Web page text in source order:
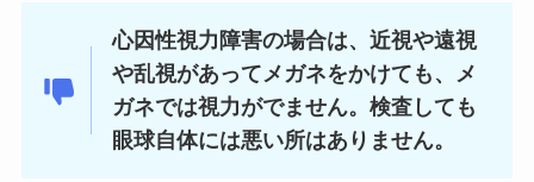
心因性視力障害の場合は、近視や遠視
や乱視があってメガネをかけても、メ
ガネでは視力がでません。検査しても
眼球自体には悪い所はありません。